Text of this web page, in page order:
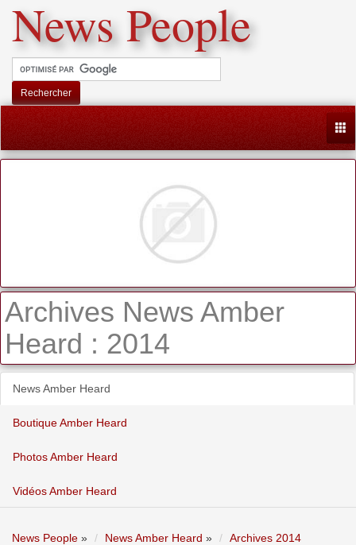
News People
Rechercher
Archives News Amber
Heard : 2014
News Amber Heard
Boutique Amber Heard
Photos Amber Heard
Vidéos Amber Heard
News People » News Amber Heard »
Archives 2014